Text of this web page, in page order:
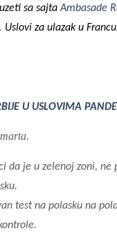
sa sajtaAmbasade
. Uslovi za ulazak u
U USLOVIMA
da je u zelenoj zoni,
test na polasku na